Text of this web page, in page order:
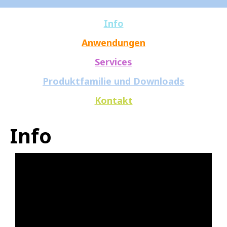
Info
Anwendungen
Services
Produktfamilie und Downloads
Kontakt
Info